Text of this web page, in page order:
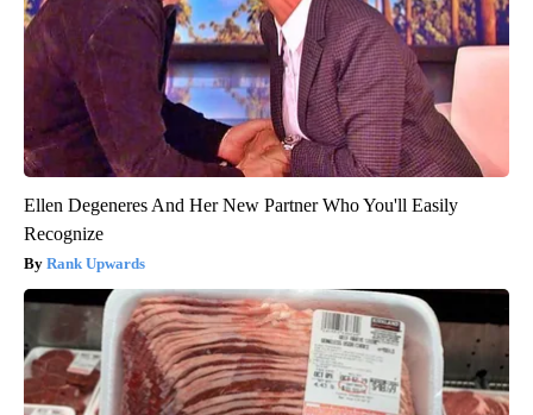
Ellen Degeneres And Her New Partner Who You'll Easily
Recognize
Rank Upwards